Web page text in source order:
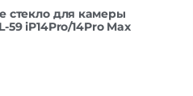
cтекло для камеры
59 iP14Pro/14Pro Max